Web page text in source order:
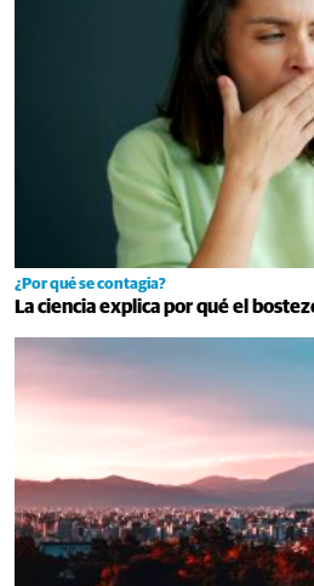
¿Por qué se contagia?
La ciencia explica por qué el